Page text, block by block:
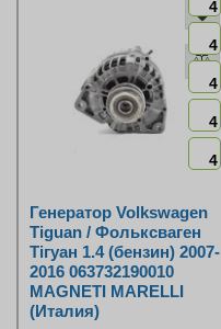
4
4
4
4
4
Генератор Volkswagen
Tiguan / Фольксваген
Тігуан 1.4 (бензин) 2007-
2016 063732190010
MAGNETI MARELLI
(Италия)